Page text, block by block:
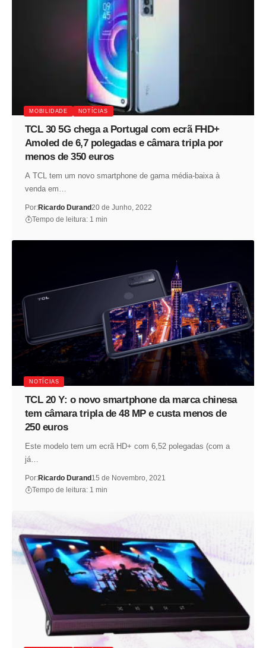
MOBILIDADE NOTÍCIAS
TCL 30 5G chega a Portugal com ecrã FHD+
Amoled de 6,7 polegadas e câmara tripla por
menos de 350 euros
A TCL tem um novo smartphone de gama média-baixa à
venda em…
Por:Ricardo Durand20 de Junho, 2022
Tempo de leitura: 1 min
NOTÍCIAS
TCL 20 Y: o novo smartphone da marca chinesa
tem câmara tripla de 48 MP e custa menos de
250 euros
Este modelo tem um ecrã HD+ com 6,52 polegadas (com a
já…
Por:Ricardo Durand 15 de Novembro, 2021
Tempo de leitura: 1 min